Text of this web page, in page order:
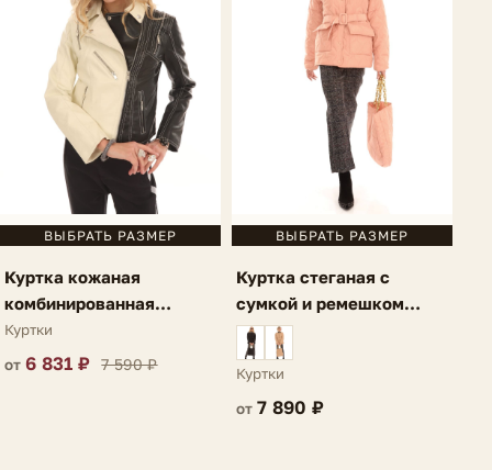
ВЫБРАТЬ РАЗМЕР
Куртка кожаная
комбинированная
черное с белым Lauria
Куртки
от 6 831 ₽ 7 590 ₽
ВЫБРАТЬ РАЗМЕР
Куртка стеганая с
сумкой и ремешком
светло-розовая Lauria
Куртки
от7 890 ₽